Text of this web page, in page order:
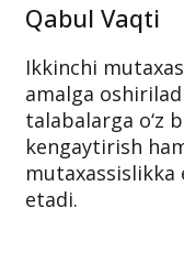
Qabul Vaqti
Ikkinchi
amalga
talabalarga o‘z
kengaytirish
mutaxassislikka
etadi.